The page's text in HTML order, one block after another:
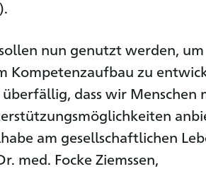
nun genutzt werden, um
Kompetenzaufbau zu
dass wir Menschen
am gesellschaftlichen
med. Focke Ziemssen,